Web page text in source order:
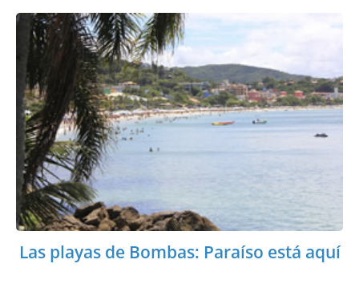
Las playas de Bombas: Paraíso está aquí